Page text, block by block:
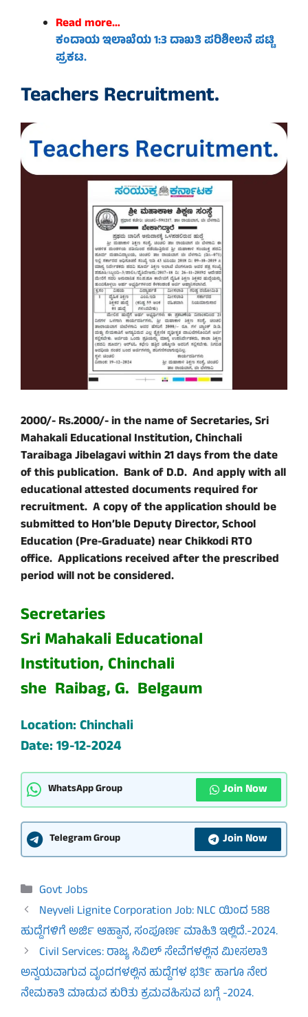
Read more…
ಕಂದಾಯ ಇಲಾಖೆಯ 1:3 ದಾಖತಿ ಪರಿಶೀಲನೆ ಪಟ್ಟಿ
ಪ್ರಕಟ.
Teachers Recruitment.
2000/- Rs.2000/- in the name of Secretaries, Sri
Mahakali Educational Institution, Chinchali
Taraibaga Jibelagavi within 21 days from the date
of this publication. Bank of D.D. And apply with all
educational attested documents required for
recruitment. A copy of the application should be
submitted to Hon’ble Deputy Director, School
Education (Pre-Graduate) near Chikkodi RTO
office. Applications received after the prescribed
period will not be considered.
Secretaries
Sri Mahakali Educational
Institution, Chinchali
she Raibag, G. Belgaum
Location: Chinchali
Date:19-12-2024
WhatsApp Group Join Now
Telegram Group Join Now
Categories
Govt Jobs
Neyveli Lignite Corporation Job: NLC ಯಿಂದ 588
ಹುದ್ದೆಗಳಿಗೆ ಅರ್ಜಿ ಆಹ್ವಾನ, ಸಂಪೂರ್ಣ ಮಾಹಿತಿ ಇಲ್ಲಿದೆ.-2024.
Civil Services: ರಾಜ್ಯ ಸಿವಿಲ್ ಸೇವೆಗಳಲ್ಲಿನ ಮೀಸಲಾತಿ
ಅನ್ವಯವಾಗುವ ವೃಂದಗಳಲ್ಲಿನ ಹುದ್ದೆಗಳ ಭರ್ತಿ ಹಾಗೂ ನೇರ
ನೇಮಕಾತಿ ಮಾಡುವ ಕುರಿತು ಕ್ರಮವಹಿಸುವ ಬಗ್ಗೆ -2024.